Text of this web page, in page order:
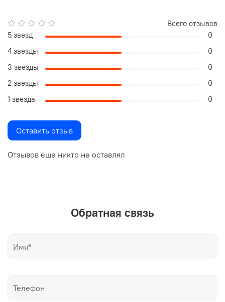
Отзывов еще никто не оставлял
Всего отзывов
5 звезд
0
4 звезды
0
3 звезды
0
2 звезды
0
1 звезда
0
Оставить отзыв
Обратная связь